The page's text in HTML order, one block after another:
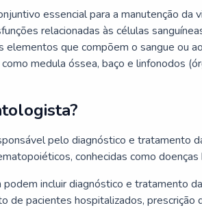
essencial para a manutenção da
relacionadas às células
elementos que compõem o sangue ou
medula óssea, baço e linfonodos
pelo diagnóstico e tratamento
conhecidas como
incluir diagnóstico e tratamento
de pacientes hospitalizados, prescrição